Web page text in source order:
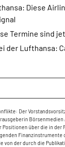
Diese
Termine sind
der Lufthansa:
Der
Börsenmedien
über die in der
Finanzinstrumente
von der durch die